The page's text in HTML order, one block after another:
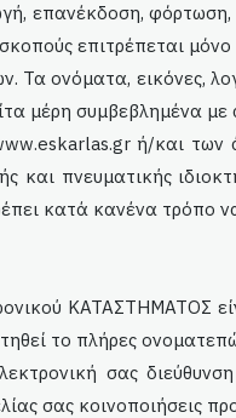
επανέκδοση,
επιτρέπεται
Τα ονόματα, εικόνες,
μέρη συμβεβλημένα με
eskarlas.gr ή/και των
και πνευματικής
κατά κανένα τρόπο
ΚΑΤΑΣΤΗΜΑΤΟΣ
το πλήρες
σας
σας κοινοποιήσεις